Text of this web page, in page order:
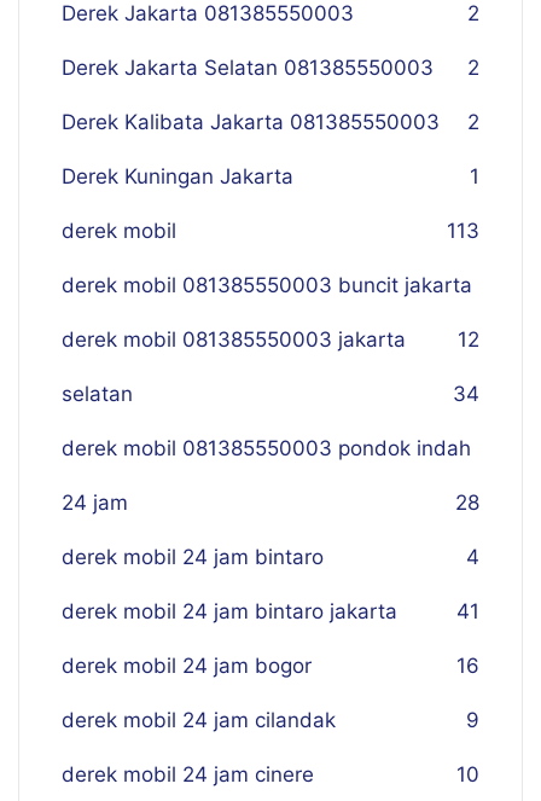
Derek Jakarta 081385550003 2
Derek Jakarta Selatan 081385550003 2
Derek Kalibata Jakarta 081385550003 2
Derek Kuningan Jakarta 1
derek mobil 113
derek mobil 081385550003 buncit jakarta
12
derek mobil 081385550003 jakarta
selatan 34
derek mobil 081385550003 pondok indah
24 jam 28
derek mobil 24 jam bintaro 4
derek mobil 24 jam bintaro jakarta 41
derek mobil 24 jam bogor 16
derek mobil 24 jam cilandak 9
derek mobil 24 jam cinere 10